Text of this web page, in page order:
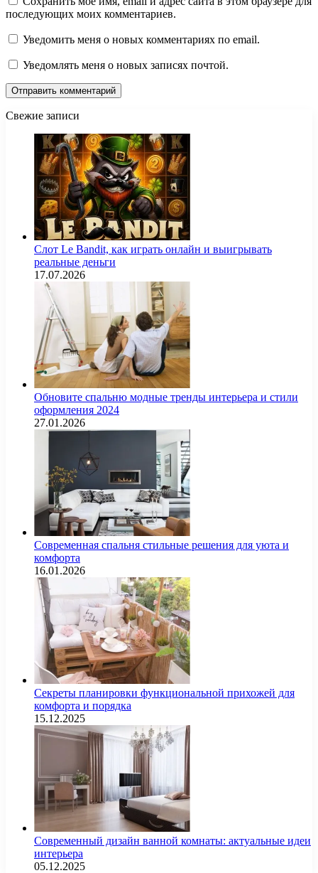
последующих моих комментариев.
Уведомить меня о новых комментариях по email.
Уведомлять меня о новых записях почтой.
Свежие записи
Слот Le Bandit, как играть онлайн и выигрывать
реальные деньги
17.07.2026
Обновите спальню модные тренды интерьера и стили
оформления 2024
27.01.2026
Современная спальня стильные решения для уюта и
комфорта
16.01.2026
Секреты планировки функциональной прихожей для
комфорта и порядка
15.12.2025
Современный дизайн ванной комнаты: актуальные идеи
интерьера
05.12.2025